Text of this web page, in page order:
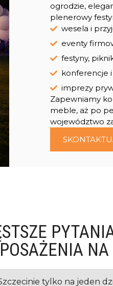
ogrodzie,
plenerowy
wesela i
eventy
festyny,
konferencje
imprezy
Zapewniamy
meble, aż po
województwo
tylko na jeden